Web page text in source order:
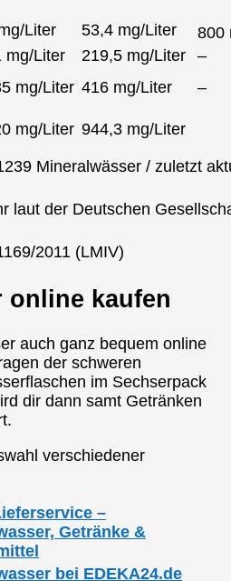
Liter 53,4 mg/Liter
800
mg/Liter 219,5 mg/Liter
–
mg/Liter 416 mg/Liter
–
mg/Liter 944,3 mg/Liter
Mineralwässer / zuletzt
laut der Deutschen
2011 (LMIV)
online kaufen
auch ganz bequem online
der schweren
im Sechserpack
dir dann samt Getränken
verschiedener
–
Getränke &
bei EDEKA24.de